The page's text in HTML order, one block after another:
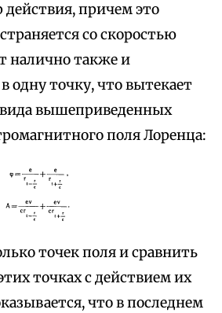
действия, причем это
со скоростью
налично также и
одну точку, что вытекает
вида вышеприведенных
поля Лоренца:
точек поля и сравнить
точках с действием их
что в последнем